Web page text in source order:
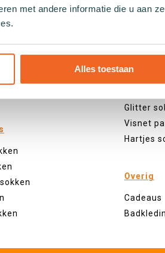
met andere informatie die u aan
Alles toestaan
Effen
Sokken
Glitter
Visnet
Hartjes
Overig
Cadeaus